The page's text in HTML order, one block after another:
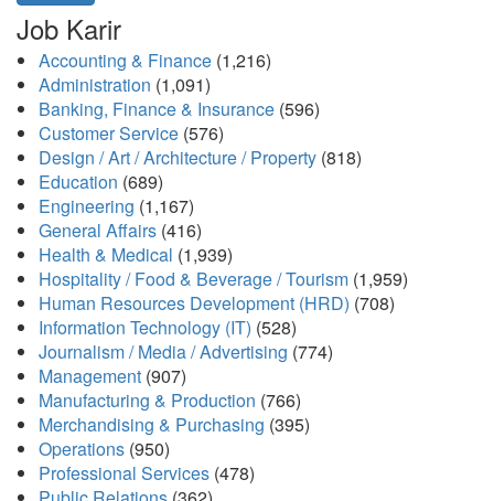
Job Karir
Accounting & Finance (1,216)
Administration (1,091)
Banking, Finance & Insurance (596)
Customer Service (576)
Design / Art / Architecture / Property (818)
Education (689)
Engineering (1,167)
General Affairs (416)
Health & Medical (1,939)
Hospitality / Food & Beverage / Tourism (1,959)
Human Resources Development (HRD) (708)
Information Technology (IT) (528)
Journalism / Media / Advertising (774)
Management (907)
Manufacturing & Production (766)
Merchandising & Purchasing (395)
Operations (950)
Professional Services (478)